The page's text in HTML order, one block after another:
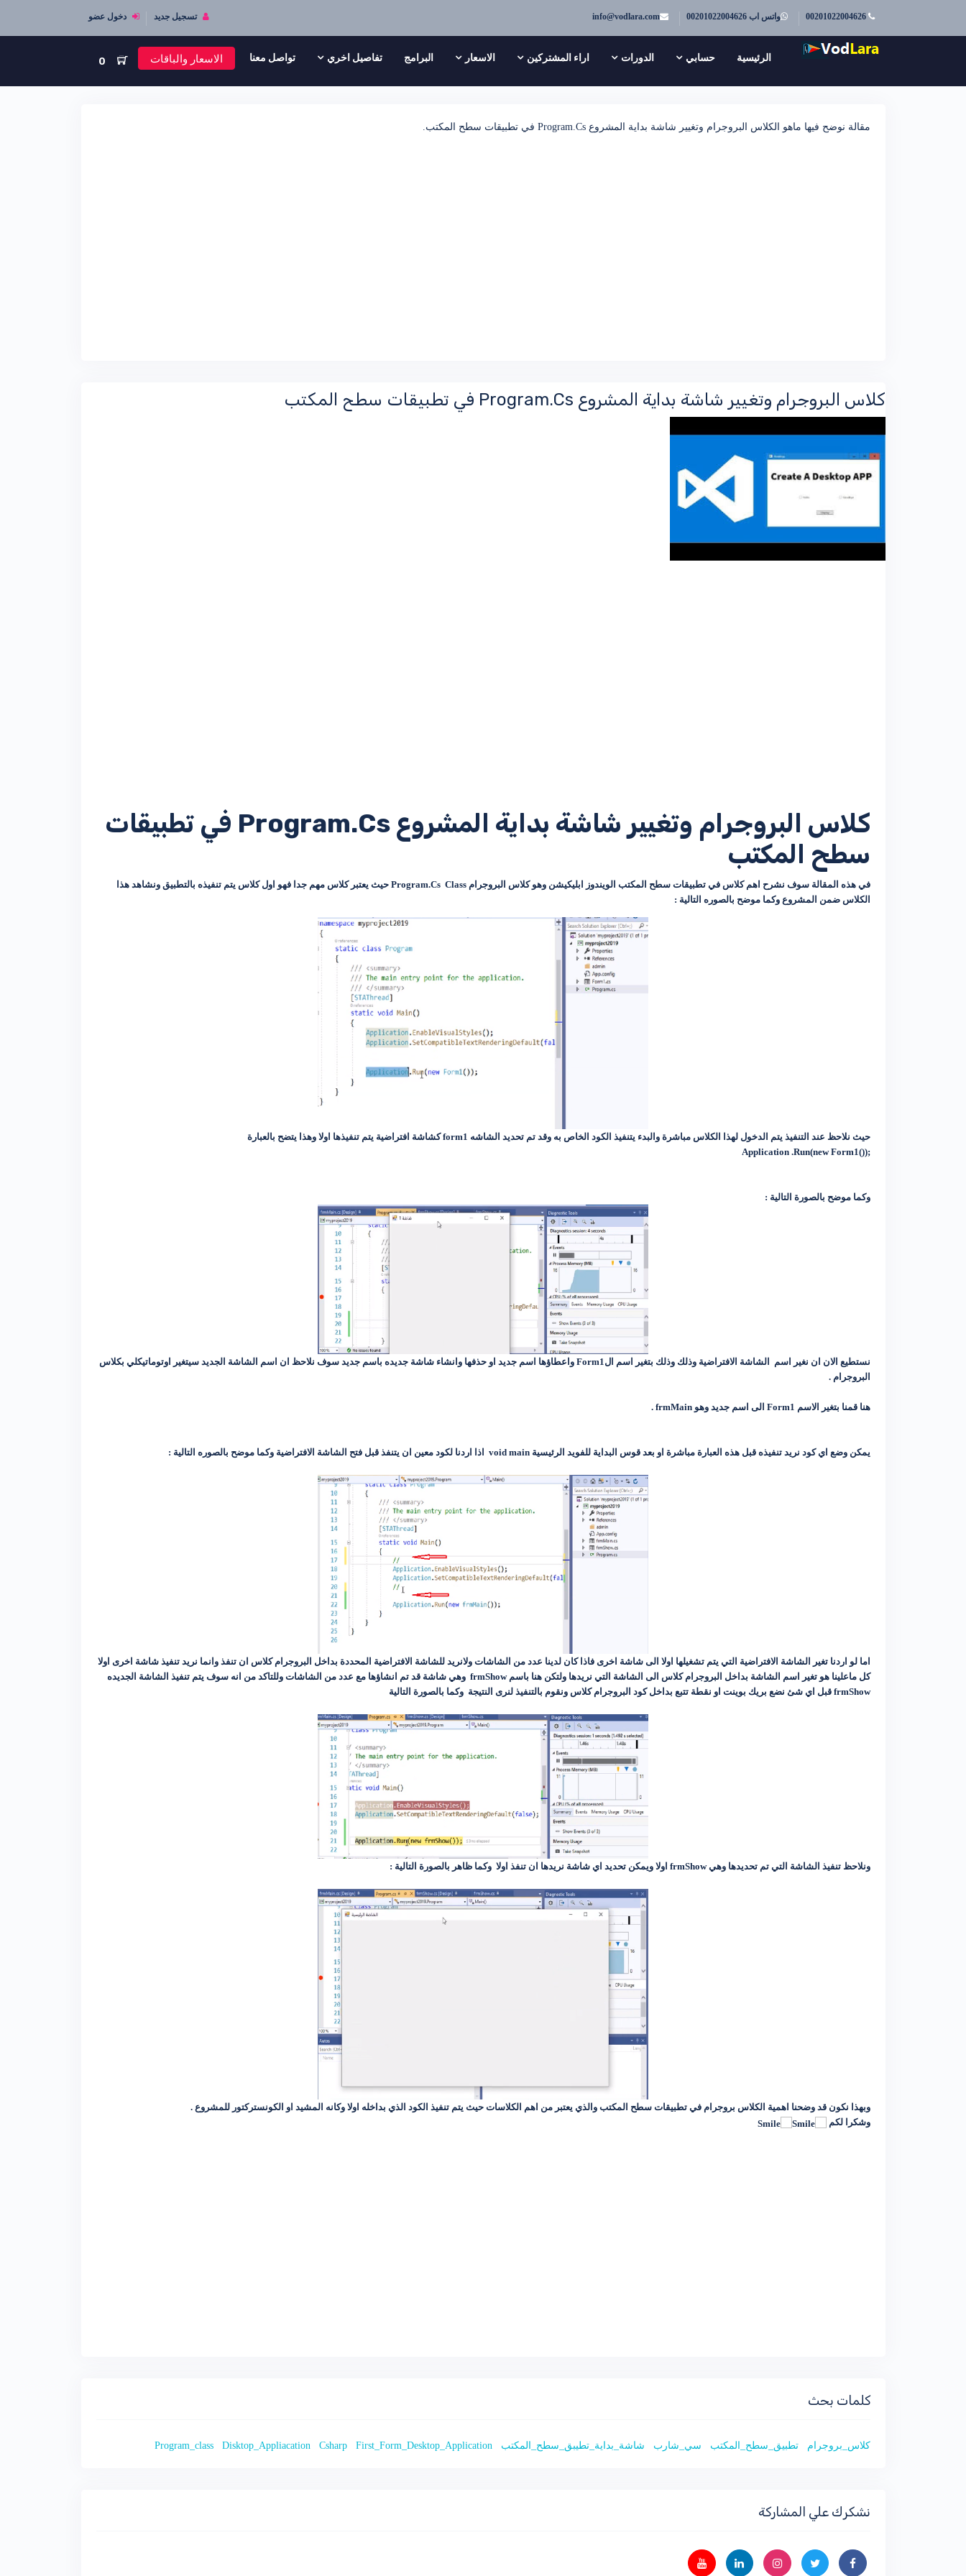
00201022004626 واتس اب 00201022004626 info@vodlara.com تسجيل جديد دخول عضو
الاسعار والباقات 0 الرئيسية حسابي الدورات اراء المشتركين الاسعار البرامج تفاصيل اخري تواصل معنا
مقالة نوضح فيها ماهو الكلاس البروجرام وتغيير شاشة بداية المشروع Program.Cs في تطبيقات سطح المكتب.
كلاس البروجرام وتغيير شاشة بداية المشروع Program.Cs في تطبيقات سطح المكتب
كلاس البروجرام وتغيير شاشة بداية المشروع Program.Cs في تطبيقات
سطح المكتب
في هذه المقالة سوف نشرح اهم كلاس في تطبيقات سطح المكتب الويندوز ابليكيشن وهو كلاس البروجرام Program.Cs Class حيث يعتبر كلاس مهم جدا فهو اول كلاس يتم تنفيذه بالتطبيق ونشاهد هذا
الكلاس ضمن المشروع وكما موضح بالصوره التالية :
حيث نلاحظ عند التنفيذ يتم الدخول لهذا الكلاس مباشرة والبدء يتنفيذ الكود الخاص به وقد تم تحديد الشاشه form1 كشاشة افتراضية يتم تنفيذها اولا وهذا يتضح بالعبارة
;(()Application .Run(new Form1
وكما موضح بالصورة التالية :
نستطيع الان ان نغير اسم الشاشة الافتراضية وذلك وذلك بتغير اسم الForm1 واعطاؤها اسم جديد او حذفها وانشاء شاشة جديده باسم جديد سوف نلاحظ ان اسم الشاشة الجديد سيتغير اوتوماتيكلي بكلاس
البروجرام .
هنا قمنا بتغير الاسم Form1 الى اسم جديد وهو frmMain .
يمكن وضع اي كود نريد تنفيذه قبل هذه العبارة مباشرة او بعد قوس البداية للفويد الرئيسية void main اذا اردنا لكود معين ان يتنفذ قبل فتح الشاشة الافتراضية وكما موضح بالصوره التالية :
اما لو اردنا تغير الشاشة الافتراضية التي يتم تشغيلها اولا الى شاشة اخرى فاذا كان لدينا عدد من الشاشات ولانريد للشاشة الافتراضية المحددة بداخل البروجرام كلاس ان تنفذ وانما نريد تنفيذ شاشة اخرى اولا
كل ماعلينا هو تغير اسم الشاشة بداخل البروجرام كلاس الى الشاشة التي نريدها ولتكن هنا باسم frmShow وهي شاشة قد تم انشاؤها مع عدد من الشاشات وللتاكد من انه سوف يتم تنفيذ الشاشة الجديده
frmShow قبل اي شئ نضع بريك بوينت او نقطة تتبع بداخل كود البروجرام كلاس ونقوم بالتنفيذ لنرى النتيجة وكما بالصورة التالية
ونلاحظ تنفيذ الشاشة التي تم تحديدها وهي frmShow اولا ويمكن تحديد اي شاشة نريدها ان تنفذ اولا وكما ظاهر بالصورة التالية :
وبهذا نكون قد وضحنا اهمية الكلاس بروجرام في تطبيقات سطح المكتب والذي يعتبر من اهم الكلاسات حيث يتم تنفيذ الكود الذي بداخله اولا وكانه المشيد او الكونستركتور للمشروع .
وشكرا لكم
كلمات بحث
كلاس_بروجرام تطبيق_سطح_المكتب سي_شارب شاشة_بداية_تطيبق_سطح_المكتب Program_class Disktop_Appliacation Csharp First_Form_Desktop_Application
نشكرك علي المشاركة